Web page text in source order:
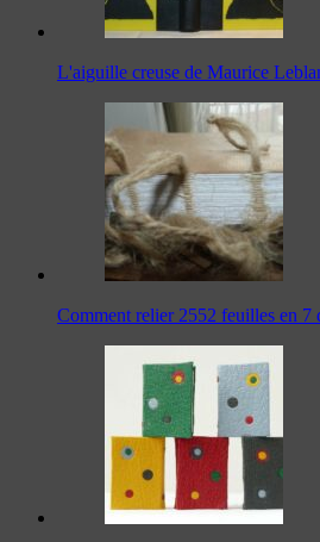
L'aiguille creuse de Maurice
Comment relier 2552 feuilles en